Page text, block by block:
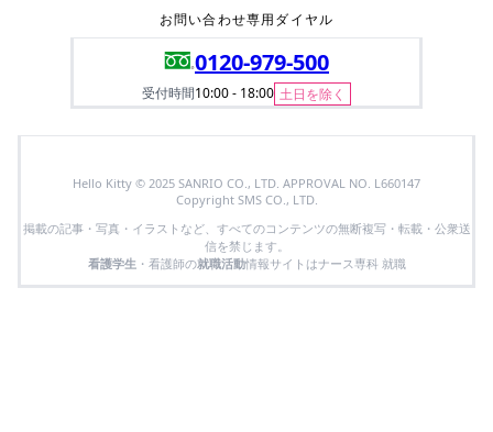
お問い合わせ専用ダイヤル
0120-979-500
受付時間10:00 - 18:00 土日を除く
Hello Kitty © 2025 SANRIO CO., LTD. APPROVAL NO. L660147
Copyright SMS CO., LTD.
掲載の記事・写真・イラストなど、すべてのコンテンツの無断複写・転載・公衆送
信を禁じます。
看護学生 ・看護師の就職活動情報サイトはナース専科 就職